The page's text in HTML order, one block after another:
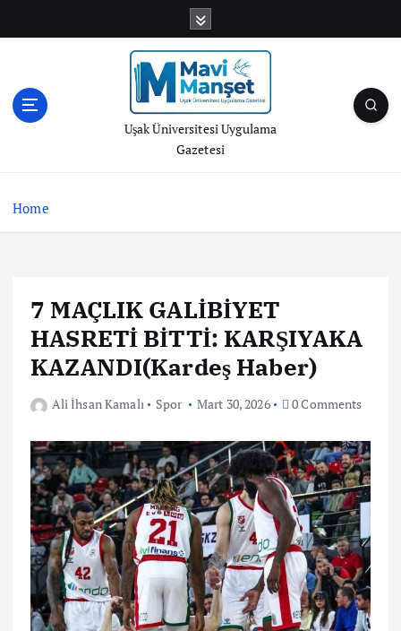
n
Uşak Üniversitesi Uygulama
Gazetesi
Home
7 MAÇLIK GALİBİYET
HASRETİ BİTTİ: KARŞIYAKA
KAZANDI(Kardeş Haber)
Ali İhsan Kamalı Spor Mart 30, 2026 0 Comments